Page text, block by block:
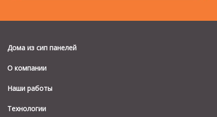
Дома из сип панелей
О компании
Наши работы
Технологии